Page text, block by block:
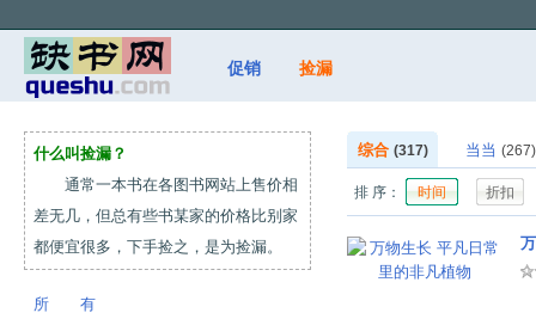
促销 捡漏
什么叫捡漏？
通常一本书在各图书网站上售价相
差无几，但总有些书某家的价格比别家
都便宜很多，下手捡之，是为捡漏。
所 有
综合 (317) 当当 (267)
排 序： 时间 折扣